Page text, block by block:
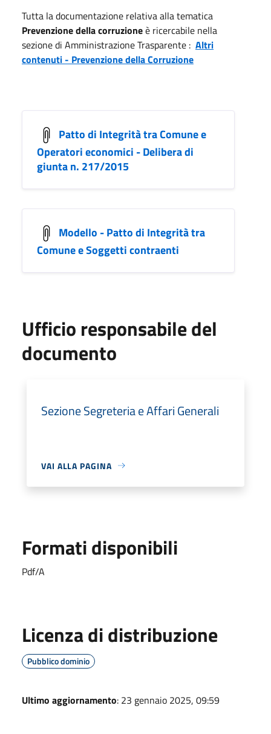
Tutta la documentazione relativa alla tematica
Prevenzione della corruzioneè ricercabile nella
sezione di Amministrazione Trasparente : Altri
contenuti - Prevenzione della Corruzione
Patto di Integrità tra Comune e
Operatori economici - Delibera di
giunta n. 217/2015
Modello - Patto di Integrità tra
Comune e Soggetti contraenti
Ufficio responsabile del
documento
Sezione Segreteria e Affari Generali
VAI ALLA PAGINA
Formati disponibili
Pdf/A
Licenza di distribuzione
Pubblico dominio
Ultimo aggiornamento: 23 gennaio 2025, 09:59